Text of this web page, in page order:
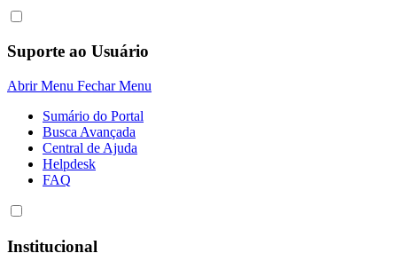
Suporte ao Usuário
Abrir Menu Fechar Menu
Sumário do Portal
Busca Avançada
Central de Ajuda
Helpdesk
FAQ
Institucional